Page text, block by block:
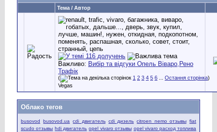
Тема / Автор
Важливо: Вибір та відгуки Опель Віваро,Рено
Трафік
( 1 2 3 4 5 6 Остання сторінка)
Vegas
Облако тегов
busovod busovod.ua cdi двигатель cdi дизель citroen nemo отзывы fiat
scudo отзывы hdi двигатель opel vivaro отзывы opel vivaro расход топлива